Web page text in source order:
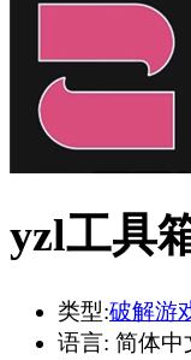
yzl工具
类型:破解游
语言: 简体中